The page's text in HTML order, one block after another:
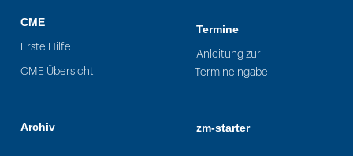
CME
Erste Hilfe
CME Übersicht
Archiv
Termine
Anleitung zur
Termineingabe
zm-starter